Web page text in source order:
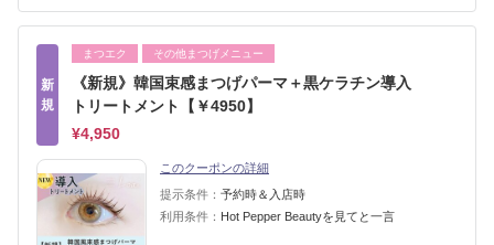
新
規
まつエク その他まつげメニュー
《新規》韓国束感まつげパーマ＋黒ケラチン導入
トリートメント【￥4950】
¥4,950
このクーポンの詳細
提示条件： 予約時＆入店時
利用条件： Hot Pepper Beautyを見てと一言